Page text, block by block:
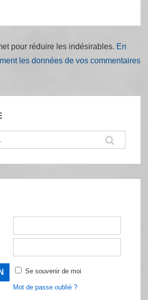
pour réduire les indésirables. En
les données de vos commentaires
Se souvenir de moi
Mot de passe oublié ?